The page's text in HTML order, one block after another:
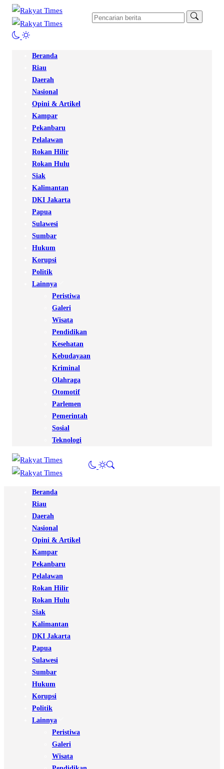
Beranda
Riau
Daerah
Nasional
Opini & Artikel
Kampar
Pekanbaru
Pelalawan
Rokan Hilir
Rokan Hulu
Siak
Kalimantan
DKI Jakarta
Papua
Sulawesi
Sumbar
Hukum
Korupsi
Politik
Lainnya
Peristiwa
Galeri
Wisata
Pendidikan
Kesehatan
Kebudayaan
Kriminal
Olahraga
Otomotif
Parlemen
Pemerintah
Sosial
Teknologi
Beranda
Riau
Daerah
Nasional
Opini & Artikel
Kampar
Pekanbaru
Pelalawan
Rokan Hilir
Rokan Hulu
Siak
Kalimantan
DKI Jakarta
Papua
Sulawesi
Sumbar
Hukum
Korupsi
Politik
Lainnya
Peristiwa
Galeri
Wisata